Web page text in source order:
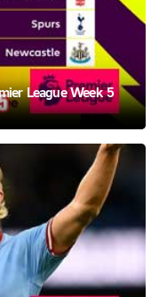
League Week 5